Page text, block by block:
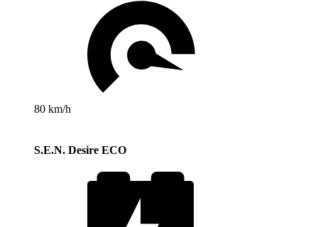
80 km/h
S.E.N. Desire ECO